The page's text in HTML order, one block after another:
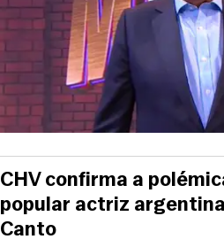
CHV confirma a
popular actriz
Canto